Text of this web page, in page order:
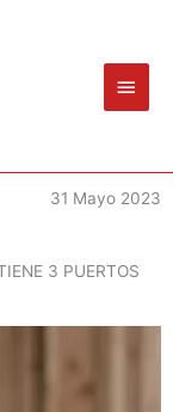
31 Mayo 2023
3 PUERTOS